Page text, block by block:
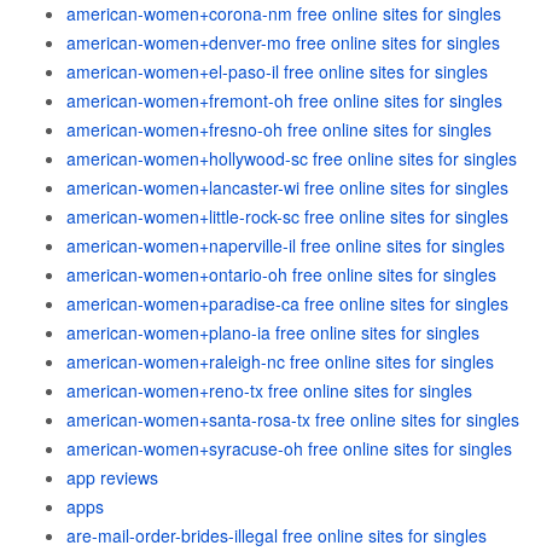
american-women+corona-nm free online sites for singles
american-women+denver-mo free online sites for singles
american-women+el-paso-il free online sites for singles
american-women+fremont-oh free online sites for singles
american-women+fresno-oh free online sites for singles
american-women+hollywood-sc free online sites for singles
american-women+lancaster-wi free online sites for singles
american-women+little-rock-sc free online sites for singles
american-women+naperville-il free online sites for singles
american-women+ontario-oh free online sites for singles
american-women+paradise-ca free online sites for singles
american-women+plano-ia free online sites for singles
american-women+raleigh-nc free online sites for singles
american-women+reno-tx free online sites for singles
american-women+santa-rosa-tx free online sites for singles
american-women+syracuse-oh free online sites for singles
app reviews
apps
are-mail-order-brides-illegal free online sites for singles